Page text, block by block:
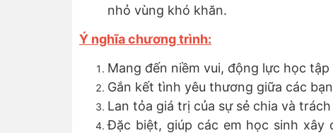
nhỏ vùng khó khăn.
Ý nghĩa chương trình:
Mang đến niềm vui, động lực học
Gắn kết tình yêu thương giữa các
Lan tỏa giá trị của sự sẻ chia và
Đặc biệt, giúp các em học sinh xây